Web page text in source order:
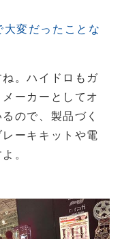
変だったことな
。ハイドロもガ
ーカーとしてオ
ので、製品づく
ーキキットや電
。